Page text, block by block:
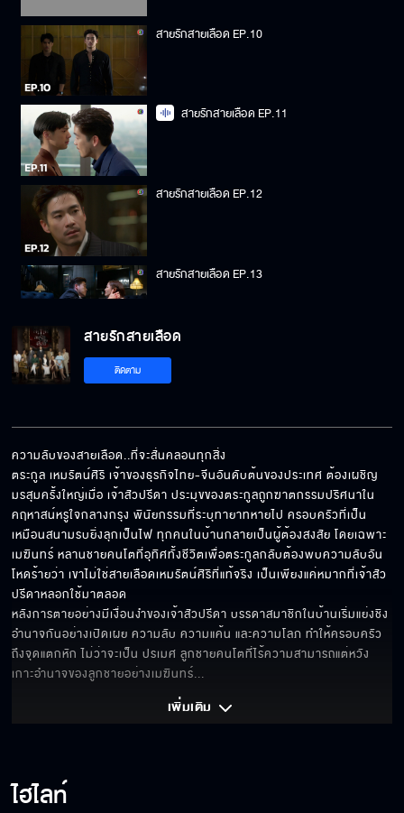
สายรักสายเลือด EP.10
สายรักสายเลือด EP.11
สายรักสายเลือด EP.12
สายรักสายเลือด EP.13
สายรักสายเลือด EP.14
สายรักสายเลือด EP.16
สายรักสายเลือด EP.18
สายรักสายเลือด
ติดตาม
ความลับของสายเลือด..ที่จะสั่นคลอนทุกสิ่ง
ตระกูล เหมรัตน์ศิริ เจ้าของธุรกิจไทย-จีนอันดับต้นของประเทศ ต้องเผชิญ
มรสุมครั้งใหญ่เมื่อ เจ้าสัวปรีดา ประมุขของตระกูลถูกฆาตกรรมปริศนาใน
คฤหาสน์หรูใจกลางกรุง พินัยกรรมที่ระบุทายาทหายไป ครอบครัวที่เป็น
เหมือนสนามรบยิ่งลุกเป็นไฟ ทุกคนในบ้านกลายเป็นผู้ต้องสงสัย โดยเฉพาะ
เมฆินทร์ หลานชายคนโตที่อุทิศทั้งชีวิตเพื่อตระกูลกลับต้องพบความลับอัน
โหดร้ายว่า เขาไม่ใช่สายเลือดเหมรัตน์ศิริที่แท้จริง เป็นเพียงแค่หมากที่เจ้าสัว
ปรีดาหลอกใช้มาตลอด
หลังการตายอย่างมีเงื่อนงำของเจ้าสัวปรีดา บรรดาสมาชิกในบ้านเริ่มแย่งชิง
อำนาจกันอย่างเปิดเผย ความลับ ความแค้น และความโลภ ทำให้ครอบครัว
ถึงจุดแตกหัก ไม่ว่าจะเป็น ปรเมศ ลูกชายคนโตที่ไร้ความสามารถแต่หวัง
เกาะอำนาจของลูกชายอย่างเมฆินทร์...
เพิ่มเติม
ไฮไลท์